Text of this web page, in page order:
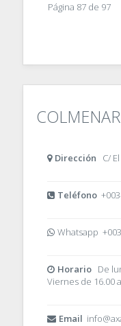
Página 87 de 97
COLMENAR
Dirección C/
Teléfono
Whatsapp
HorarioDe
Viernes de 16.00
Email